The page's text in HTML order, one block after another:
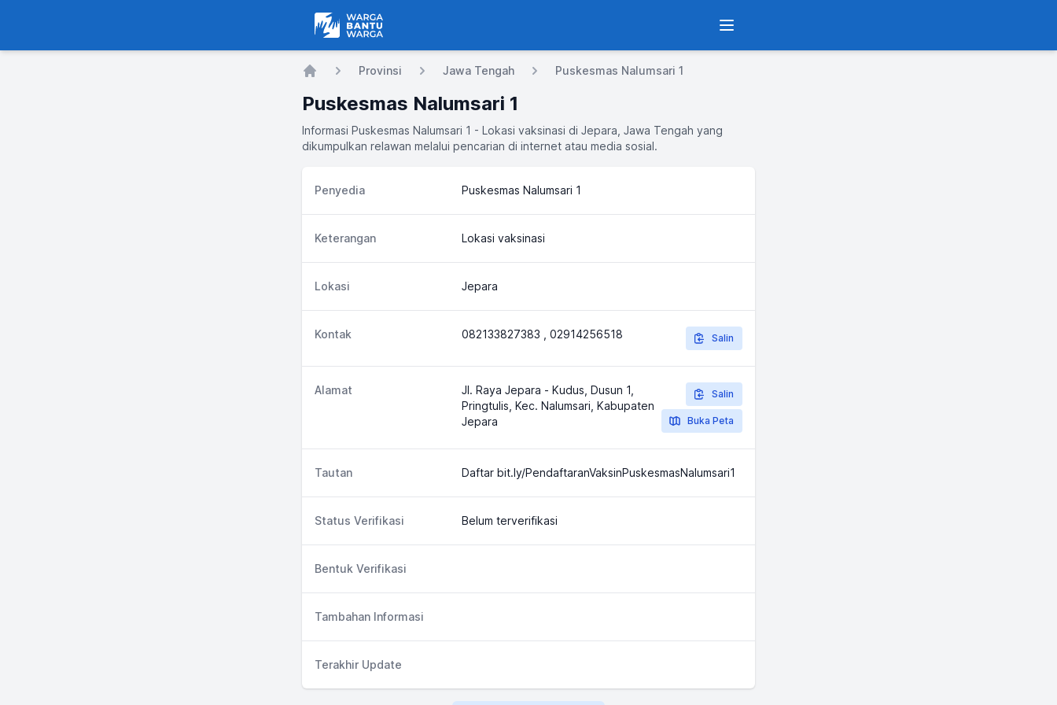
Warga Bantu Warga
Menu
Provinsi Jawa Tengah Puskesmas Nalumsari 1
Puskesmas Nalumsari 1
Informasi Puskesmas Nalumsari 1 - Lokasi vaksinasi di Jepara, Jawa Tengah yang
dikumpulkan relawan melalui pencarian di internet atau media sosial.
Penyedia Puskesmas Nalumsari 1
Keterangan Lokasi vaksinasi
Lokasi Jepara
Kontak 082133827383 , 02914256518 Salin
Alamat
Jl. Raya Jepara - Kudus, Dusun 1,
Pringtulis, Kec. Nalumsari, Kabupaten
Jepara
Salin
Buka Peta
Tautan Daftar bit.ly/PendaftaranVaksinPuskesmasNalumsari1
Status Verifikasi Belum terverifikasi
Bentuk Verifikasi
Tambahan Informasi
Terakhir Update